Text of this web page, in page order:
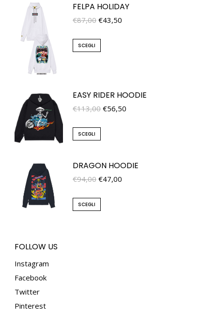
FELPA HOLIDAY
€87,00 €43,50
SCEGLI
EASY RIDER HOODIE
€113,00 €56,50
SCEGLI
DRAGON HOODIE
€94,00 €47,00
SCEGLI
FOLLOW US
Instagram
Facebook
Twitter
Pinterest